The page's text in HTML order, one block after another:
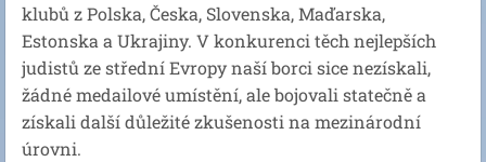
klubů z Polska, Česka, Slovenska, Maďarska,
Estonska a Ukrajiny. V konkurenci těch nejlepších
judistů ze střední Evropy naší borci sice nezískali,
žádné medailové umístění, ale bojovali statečně a
získali další důležité zkušenosti na mezinárodní
úrovni.